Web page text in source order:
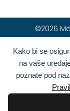
Kako bi se
na vaše
poznate pod
©2026
Deutsch